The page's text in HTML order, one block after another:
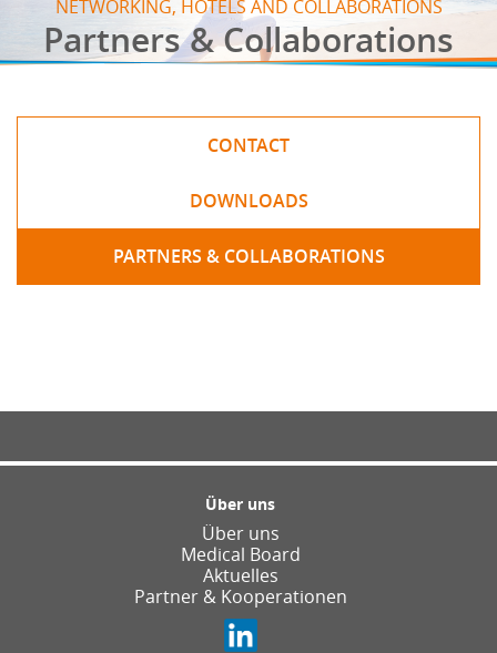
NETWORKING, HOTELS AND COLLABORATIONS
Partners & Collaborations
CONTACT
DOWNLOADS
PARTNERS & COLLABORATIONS
Über uns
Über uns
Medical Board
Aktuelles
Partner & Kooperationen